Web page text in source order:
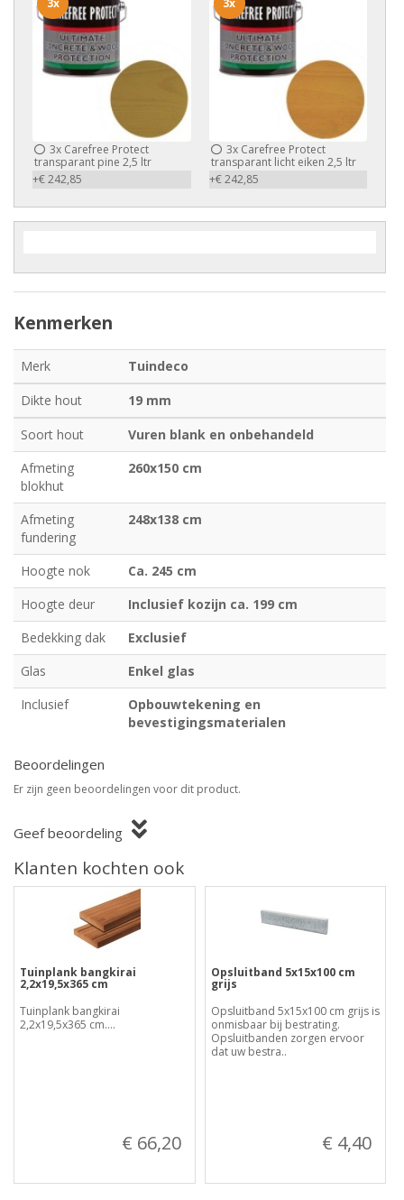
3x Carefree Protect
transparant pine 2,5 ltr
+€ 242,85
3xCarefree Protect
transparant licht eiken 2,5 ltr
+€ 242,85
Kenmerken
Merk
Tuindeco
Dikte hout
19 mm
Soort hout
Vuren blank en onbehandeld
Afmeting
blokhut
260x150 cm
Afmeting
fundering
248x138 cm
Hoogte nok
Ca. 245 cm
Hoogte deur
Inclusief kozijn ca. 199 cm
Bedekking dak
Exclusief
Glas
Enkel glas
Inclusief
Opbouwtekening en
bevestigingsmaterialen
Beoordelingen
Er zijn geen beoordelingen voor dit product.
Geef beoordeling
Klanten kochten ook
Tuinplank bangkirai
2,2x19,5x365 cm
Tuinplank bangkirai
2,2x19,5x365 cm....
€ 66,20
Opsluitband 5x15x100 cm
grijs
Opsluitband 5x15x100 cm grijs is
onmisbaar bij bestrating.
Opsluitbanden zorgen ervoor
dat uw bestra..
€ 4,40